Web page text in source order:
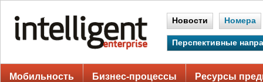
Новости Номера
Перспективные
Мобильность Бизнес-процессы Ресурсы